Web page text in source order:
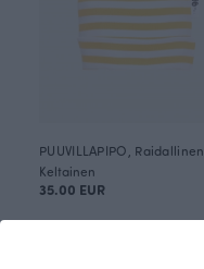
PUUVILLAPIPO, Raidallinen
Keltainen
35.00 EUR